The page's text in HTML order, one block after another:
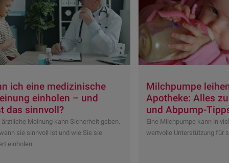
ich eine medizinische
einholen – und
das sinnvoll?
Meinung kann Sicherheit geben.
sie sinnvoll ist und wie Sie sie
einholen.
Milchpumpe
Apotheke: Alles
und Abpump-
Eine Milchpumpe kann in
wertvolle Unterstützung für